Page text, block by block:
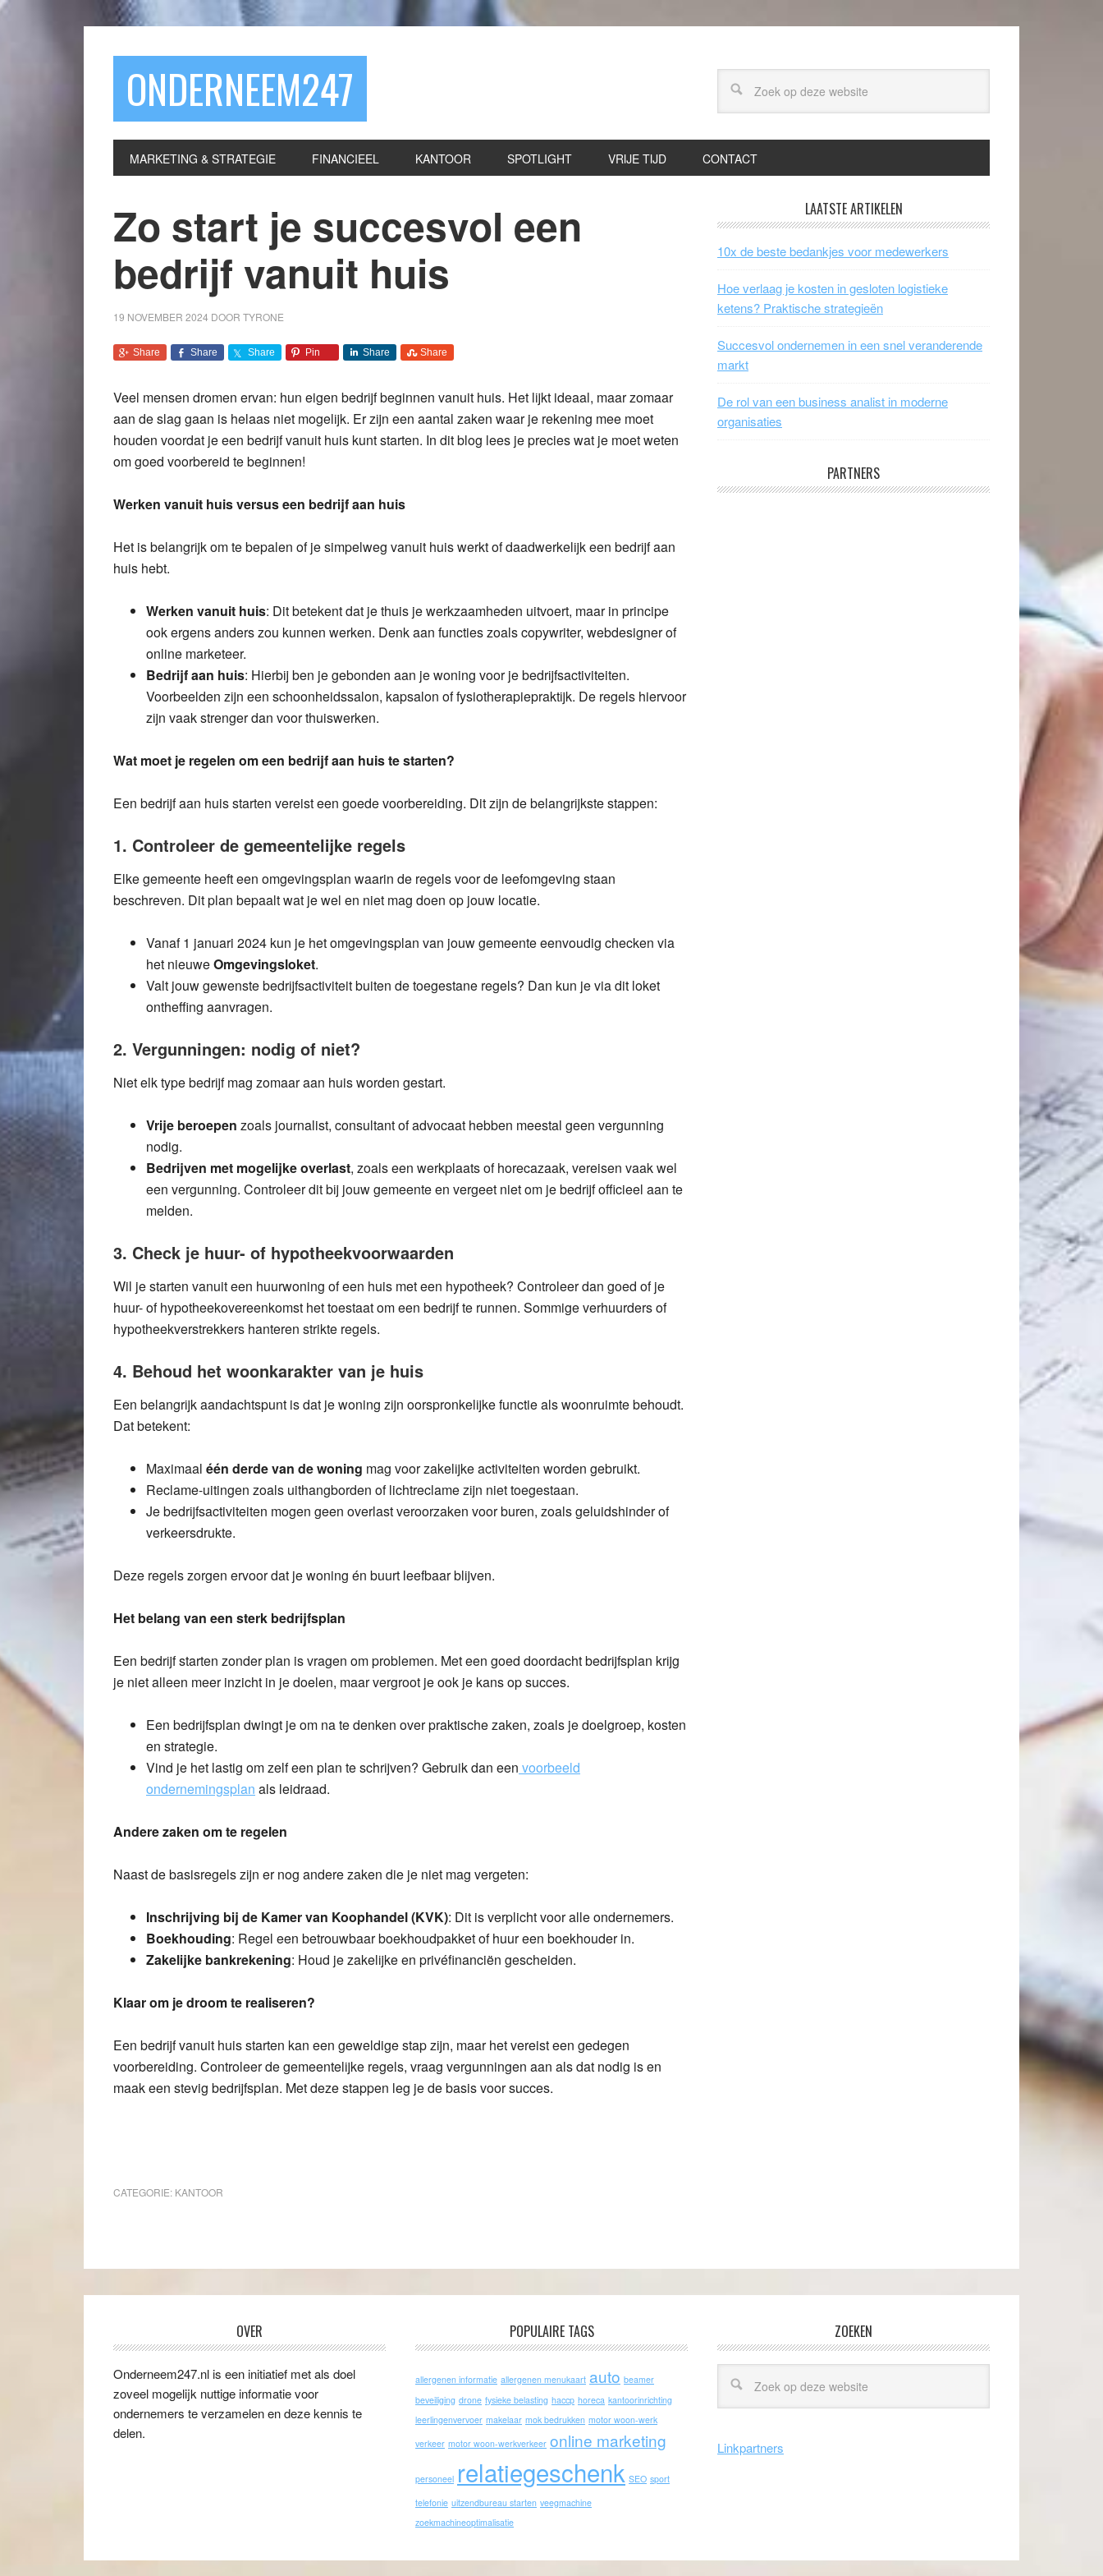
ONDERNEEM247
MARKETING & STRATEGIE FINANCIEEL KANTOOR SPOTLIGHT VRIJE TIJD CONTACT
Zo start je succesvol een
bedrijf vanuit huis
19 NOVEMBER 2024 DOOR TYRONE
Share Share Share Pin Share Share
Veel mensen dromen ervan: hun eigen bedrijf beginnen vanuit huis. Het lijkt ideaal, maar zomaar
aan de slag gaan is helaas niet mogelijk. Er zijn een aantal zaken waar je rekening mee moet
houden voordat je een bedrijf vanuit huis kunt starten. In dit blog lees je precies wat je moet weten
om goed voorbereid te beginnen!
Werken vanuit huis versus een bedrijf aan huis
Het is belangrijk om te bepalen of je simpelweg vanuit huis werkt of daadwerkelijk een bedrijf aan
huis hebt.
Werken vanuit huis: Dit betekent dat je thuis je werkzaamheden uitvoert, maar in principe
ook ergens anders zou kunnen werken. Denk aan functies zoals copywriter, webdesigner of
online marketeer.
Bedrijf aan huis: Hierbij ben je gebonden aan je woning voor je bedrijfsactiviteiten.
Voorbeelden zijn een schoonheidssalon, kapsalon of fysiotherapiepraktijk. De regels hiervoor
zijn vaak strenger dan voor thuiswerken.
Wat moet je regelen om een bedrijf aan huis te starten?
Een bedrijf aan huis starten vereist een goede voorbereiding. Dit zijn de belangrijkste stappen:
1. Controleer de gemeentelijke regels
Elke gemeente heeft een omgevingsplan waarin de regels voor de leefomgeving staan
beschreven. Dit plan bepaalt wat je wel en niet mag doen op jouw locatie.
Vanaf 1 januari 2024 kun je het omgevingsplan van jouw gemeente eenvoudig checken via
het nieuweOmgevingsloket.
Valt jouw gewenste bedrijfsactiviteit buiten de toegestane regels? Dan kun je via dit loket
ontheffing aanvragen.
2. Vergunningen: nodig of niet?
Niet elk type bedrijf mag zomaar aan huis worden gestart.
Vrije beroepen zoals journalist, consultant of advocaat hebben meestal geen vergunning
nodig.
Bedrijven met mogelijke overlast, zoals een werkplaats of horecazaak, vereisen vaak wel
een vergunning. Controleer dit bij jouw gemeente en vergeet niet om je bedrijf officieel aan te
melden.
3. Check je huur- of hypotheekvoorwaarden
Wil je starten vanuit een huurwoning of een huis met een hypotheek? Controleer dan goed of je
huur- of hypotheekovereenkomst het toestaat om een bedrijf te runnen. Sommige verhuurders of
hypotheekverstrekkers hanteren strikte regels.
4. Behoud het woonkarakter van je huis
Een belangrijk aandachtspunt is dat je woning zijn oorspronkelijke functie als woonruimte behoudt.
Dat betekent:
Maximaal één derde van de woning mag voor zakelijke activiteiten worden gebruikt.
Reclame-uitingen zoals uithangborden of lichtreclame zijn niet toegestaan.
Je bedrijfsactiviteiten mogen geen overlast veroorzaken voor buren, zoals geluidshinder of
verkeersdrukte.
Deze regels zorgen ervoor dat je woning én buurt leefbaar blijven.
Het belang van een sterk bedrijfsplan
Een bedrijf starten zonder plan is vragen om problemen. Met een goed doordacht bedrijfsplan krijg
je niet alleen meer inzicht in je doelen, maar vergroot je ook je kans op succes.
Een bedrijfsplan dwingt je om na te denken over praktische zaken, zoals je doelgroep, kosten
en strategie.
Vind je het lastig om zelf een plan te schrijven? Gebruik dan een voorbeeld
ondernemingsplan als leidraad.
Andere zaken om te regelen
Naast de basisregels zijn er nog andere zaken die je niet mag vergeten:
Inschrijving bij de Kamer van Koophandel (KVK): Dit is verplicht voor alle ondernemers.
Boekhouding: Regel een betrouwbaar boekhoudpakket of huur een boekhouder in.
Zakelijke bankrekening: Houd je zakelijke en privéfinanciën gescheiden.
Klaar om je droom te realiseren?
Een bedrijf vanuit huis starten kan een geweldige stap zijn, maar het vereist een gedegen
voorbereiding. Controleer de gemeentelijke regels, vraag vergunningen aan als dat nodig is en
maak een stevig bedrijfsplan. Met deze stappen leg je de basis voor succes.
CATEGORIE: KANTOOR
LAATSTE ARTIKELEN
10x de beste bedankjes voor medewerkers
Hoe verlaag je kosten in gesloten logistieke
ketens? Praktische strategieën
Succesvol ondernemen in een snel veranderende
markt
De rol van een business analist in moderne
organisaties
PARTNERS
OVER
Onderneem247.nl is een initiatief met als doel
zoveel mogelijk nuttige informatie voor
ondernemers te verzamelen en deze kennis te
delen.
POPULAIRE TAGS
allergenen informatie allergenen menukaart auto beamer
beveiliging drone fysieke belasting haccp horeca kantoorinrichting
leerlingenvervoer makelaar mok bedrukken motor woon-werk
verkeer motor woon-werkverkeer online marketing
personeel relatiegeschenk SEO sport
telefonie uitzendbureau starten veegmachine
zoekmachineoptimalisatie
ZOEKEN
Linkpartners